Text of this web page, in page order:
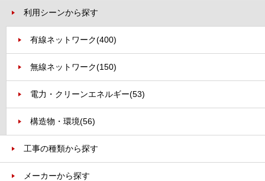
利用シーンから探す
有線ネットワーク(400)
無線ネットワーク(150)
電力・クリーンエネルギー(53)
構造物・環境(56)
工事の種類から探す
メーカーから探す